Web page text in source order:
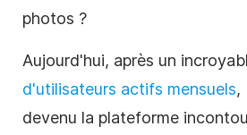
photos ?
Aujourd'hui, après un
d'utilisateurs actifs mensuels,
devenu la plateforme